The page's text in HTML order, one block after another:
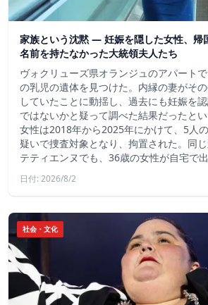
家族という沈黙 ― 妊娠を隠した女性、帰
名前を持たなかった大統領夫人たち
ヴォクリューズ県オランジュのアパート
の乳児の遺体を見つけた。内縁の妻がそ
していたことに動揺し、過去にも妊娠を
ではないかと疑って調べた結果だったとい
女性は2018年から2025年にかけて、5人
疑いで捜査対象となり、拘置された。同
テティエンヌでも、36歳の女性が自宅で
日付: 2026/8/2
社会・文化